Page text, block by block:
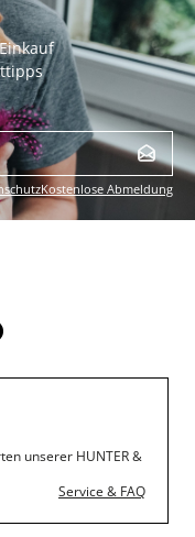
Kostenlose Abmeldung
unserer HUNTER &
Service & FAQ